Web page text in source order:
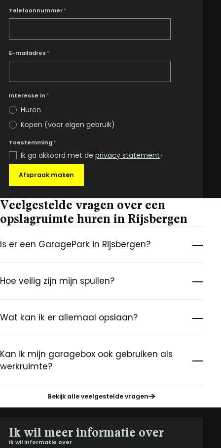
Telefoonnummer*
E-mailadres *
Interesse in *
Huren
Kopen (voor eigen gebruik)
Toestemming*
Ik ga akkoord met deprivacy statement*
Afspraak maken
Veelgestelde vragen over een
opslagruimte huren in Rijsbergen
Is er een GaragePark in Rijsbergen?
Hoe veilig zijn mijn spullen?
Wat kan ik er allemaal opslaan?
Kan ik mijn garagebox ook gebruiken als
werkruimte?
Bekijk alle veelgestelde vragen
Ik wil meer informatie over
Ik wil informatie over